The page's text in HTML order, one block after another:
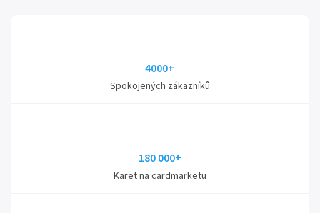
4000+
Spokojených zákazníků
180 000+
Karet na cardmarketu